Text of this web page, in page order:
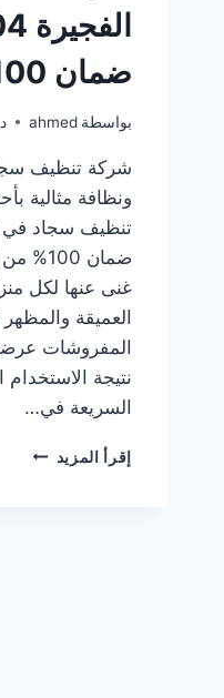
ضمان 100%
بواسطة ahmed
شركة تنظيف
ونظافة مثالية
ضمان
غنى عنها لكل
العميقة
المفروشات عرضة
نتيجة الاستخدام
السريعة في…
إقرأ المزيد شركة